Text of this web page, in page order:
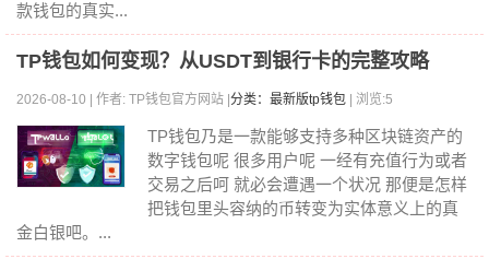
款钱包的真实...
TP钱包如何变现？从USDT到银行卡的完整攻略
2026-08-10 | 作者: TP钱包官方网站 | 分类：最新版tp钱包 | 浏览:5
TP钱包乃是一款能够支持多种区块链资产的
数字钱包呢 很多用户呢 一经有充值行为或者
交易之后呵 就必会遭遇一个状况 那便是怎样
把钱包里头容纳的币转变为实体意义上的真
金白银吧。...